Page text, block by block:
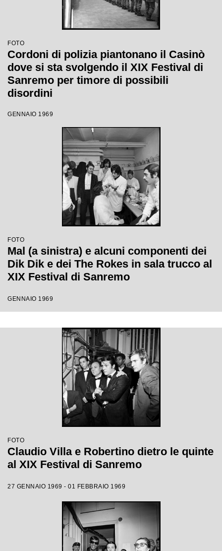
FOTO
Cordoni di polizia piantonano il Casinò
dove si sta svolgendo il XIX Festival di
Sanremo per timore di possibili
disordini
GENNAIO 1969
FOTO
Mal (a sinistra) e alcuni componenti dei
Dik Dik e dei The Rokes in sala trucco al
XIX Festival di Sanremo
GENNAIO 1969
FOTO
Claudio Villa e Robertino dietro le quinte
al XIX Festival di Sanremo
27 GENNAIO 1969 - 01 FEBBRAIO 1969